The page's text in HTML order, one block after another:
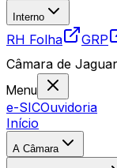
Interno
RH Folha GRP
Câmara de
Menu
e-SICOuvidoria
Início
A Câmara